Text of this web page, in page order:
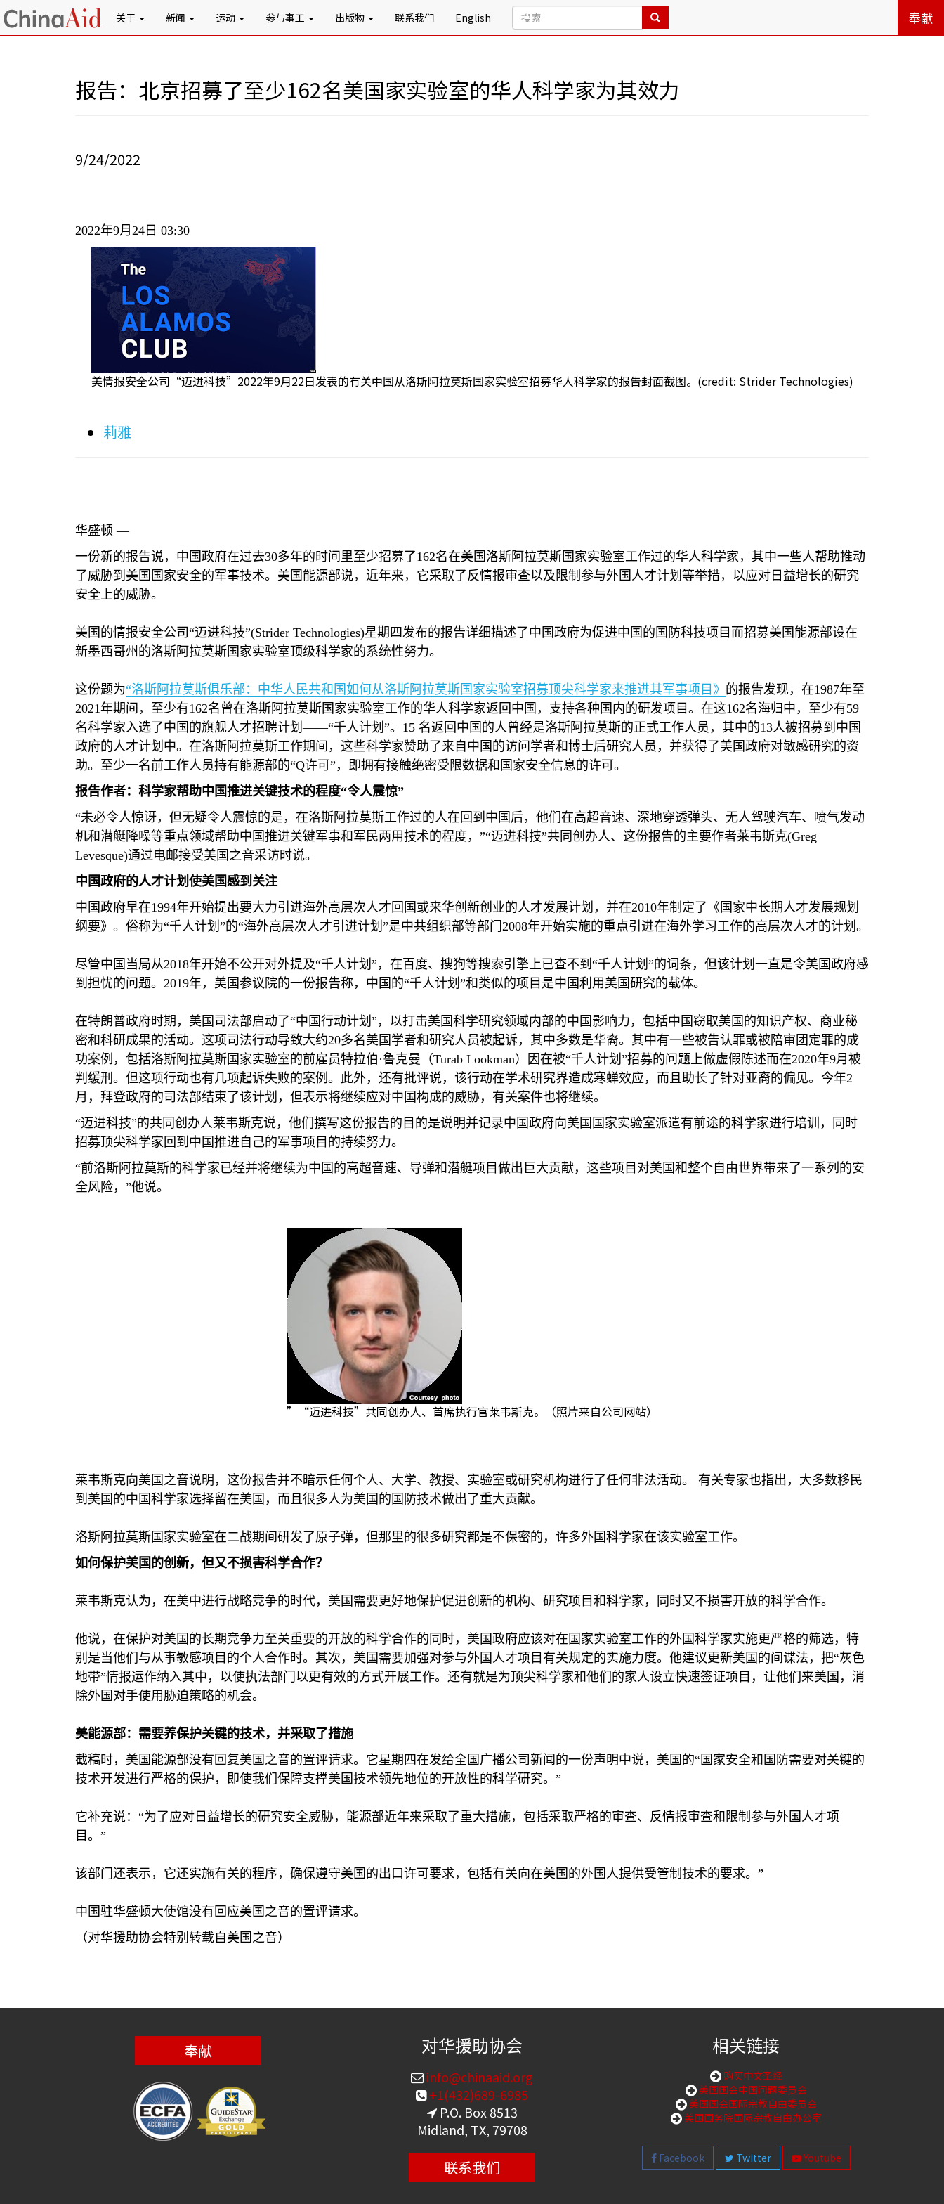
关于 新闻 运动 参与事工 出版物 联系我们 English 奉献
报告：北京招募了至少162名美国家实验室的华人科学家为其效力
9/24/2022
2022年9月 24 日 03:30
美情报安全公司“迈进科技”2022年9月22日发表的有关中国从洛斯阿拉莫斯国家实验室招募华人科学家的报告封面截图。(credit: Strider Technologies)
莉雅
华盛顿 —
一份新的报告说，中国政府在过去30多年的时间里至少招募了162名在美国洛斯阿拉莫斯国家实验室工作过的华人科学家，其中一些人帮助推动
了威胁到美国国家安全的军事技术。美国能源部说，近年来，它采取了反情报审查以及限制参与外国人才计划等举措，以应对日益增长的研究
安全上的威胁。
美国的情报安全公司“迈进科技”(Strider Technologies)星期四发布的报告详细描述了中国政府为促进中国的国防科技项目而招募美国能源部设在
新墨西哥州的洛斯阿拉莫斯国家实验室顶级科学家的系统性努力。
这份题为“洛斯阿拉莫斯俱乐部：中华人民共和国如何从洛斯阿拉莫斯国家实验室招募顶尖科学家来推进其军事项目》 的报告发现，在1987年至
2021年期间，至少有162名曾在洛斯阿拉莫斯国家实验室工作的华人科学家返回中国，支持各种国内的研发项目。在这162名海归中，至少有59
名科学家入选了中国的旗舰人才招聘计划——“千人计划”。 15 名返回中国的人曾经是洛斯阿拉莫斯的正式工作人员，其中的13人被招募到中国
政府的人才计划中。在洛斯阿拉莫斯工作期间，这些科学家赞助了来自中国的访问学者和博士后研究人员，并获得了美国政府对敏感研究的资
助。至少一名前工作人员持有能源部的“Q许可”，即拥有接触绝密受限数据和国家安全信息的许可。
报告作者：科学家帮助中国推进关键技术的程度“令人震惊”
“未必令人惊讶，但无疑令人震惊的是，在洛斯阿拉莫斯工作过的人在回到中国后，他们在高超音速、深地穿透弹头、无人驾驶汽车、喷气发动
机和潜艇降噪等重点领域帮助中国推进关键军事和军民两用技术的程度，”“迈进科技”共同创办人、这份报告的主要作者莱韦斯克(Greg
Levesque)通过电邮接受美国之音采访时说。
中国政府的人才计划使美国感到关注
中国政府早在1994年开始提出要大力引进海外高层次人才回国或来华创新创业的人才发展计划，并在2010年制定了《国家中长期人才发展规划
纲要》。俗称为“千人计划”的“海外高层次人才引进计划”是中共组织部等部门 2008年开始实施的重点引进在海外学习工作的高层次人才的计划。
尽管中国当局从2018年开始不公开对外提及“千人计划”，在百度、搜狗等搜索引擎上已查不到“千人计划”的词条，但该计划一直是令美国政府感
到担忧的问题。 2019年，美国参议院的一份报告称，中国的“千人计划”和类似的项目是中国利用美国研究的载体。
在特朗普政府时期，美国司法部启动了“中国行动计划”，以打击美国科学研究领域内部的中国影响力，包括中国窃取美国的知识产权、商业秘
密和科研成果的活动。这项司法行动导致大约20多名美国学者和研究人员被起诉，其中多数是华裔。其中有一些被告认罪或被陪审团定罪的成
功案例，包括洛斯阿拉莫斯国家实验室的前雇员特拉伯·鲁克曼（Turab Lookman）因在被“千人计划”招募的问题上做虚假陈述而在2020年9月被
判缓刑。但这项行动也有几项起诉失败的案例。此外，还有批评说，该行动在学术研究界造成寒蝉效应，而且助长了针对亚裔的偏见。今年2
月，拜登政府的司法部结束了该计划，但表示将继续应对中国构成的威胁，有关案件也将继续。
“迈进科技”的共同创办人莱韦斯克说，他们撰写这份报告的目的是说明并记录中国政府向美国国家实验室派遣有前途的科学家进行培训，同时
招募顶尖科学家回到中国推进自己的军事项目的持续努力。
“前洛斯阿拉莫斯的科学家已经并将继续为中国的高超音速、导弹和潜艇项目做出巨大贡献，这些项目对美国和整个自由世界带来了一系列的安
全风险，”他说。
”“迈进科技”共同创办人、首席执行官莱韦斯克。（照片来自公司网站）
莱韦斯克向美国之音说明，这份报告并不暗示任何个人、大学、教授、实验室或研究机构进行了任何非法活动。 有关专家也指出，大多数移民
到美国的中国科学家选择留在美国，而且很多人为美国的国防技术做出了重大贡献。
洛斯阿拉莫斯国家实验室在二战期间研发了原子弹，但那里的很多研究都是不保密的，许多外国科学家在该实验室工作。
如何保护美国的创新，但又不损害科学合作？
莱韦斯克认为，在美中进行战略竞争的时代，美国需要更好地保护促进创新的机构、研究项目和科学家，同时又不损害开放的科学合作。
他说，在保护对美国的长期竞争力至关重要的开放的科学合作的同时，美国政府应该对在国家实验室工作的外国科学家实施更严格的筛选，特
别是当他们与从事敏感项目的个人合作时。其次，美国需要加强对参与外国人才项目有关规定的实施力度。他建议更新美国的间谍法，把“灰色
地带”情报运作纳入其中，以使执法部门以更有效的方式开展工作。还有就是为顶尖科学家和他们的家人设立快速签证项目，让他们来美国，消
除外国对手使用胁迫策略的机会。
美能源部：需要养保护关键的技术，并采取了措施
截稿时，美国能源部没有回复美国之音的置评请求。它星期四在发给全国广播公司新闻的一份声明中说，美国的“国家安全和国防需要对关键的
技术开发进行严格的保护，即使我们保障支撑美国技术领先地位的开放性的科学研究。”
它补充说：“为了应对日益增长的研究安全威胁，能源部近年来采取了重大措施，包括采取严格的审查、反情报审查和限制参与外国人才项
目。”
该部门还表示，它还实施有关的程序，确保遵守美国的出口许可要求，包括有关向在美国的外国人提供受管制技术的要求。”
中国驻华盛顿大使馆没有回应美国之音的置评请求。
（对华援助协会特别转载自美国之音）
奉献 对华援助协会
info@chinaaid.org
+1(432)689-6985
P.O. Box 8513
Midland, TX, 79708
联系我们
相关链接
购买中文圣经
美国国会中国问题委员会
美国国会国际宗教自由委员会
美国国务院国际宗教自由办公室
Facebook Twitter Youtube